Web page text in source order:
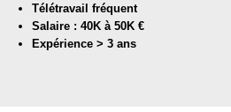
Télétravail fréquent
Salaire : 40K à 50K €
Expérience > 3 ans